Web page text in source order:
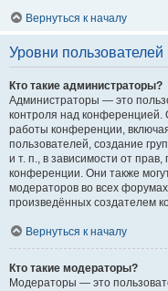
Вернуться к началу
Уровни пользователей
Кто такие администраторы?
Администраторы — это
контроля над конференцией.
работы конференции,
пользователей, создание
и т. п., в зависимости от
конференции. Они также
модераторов во всех
произведённых создателем
Вернуться к началу
Кто такие модераторы?
Модераторы — это